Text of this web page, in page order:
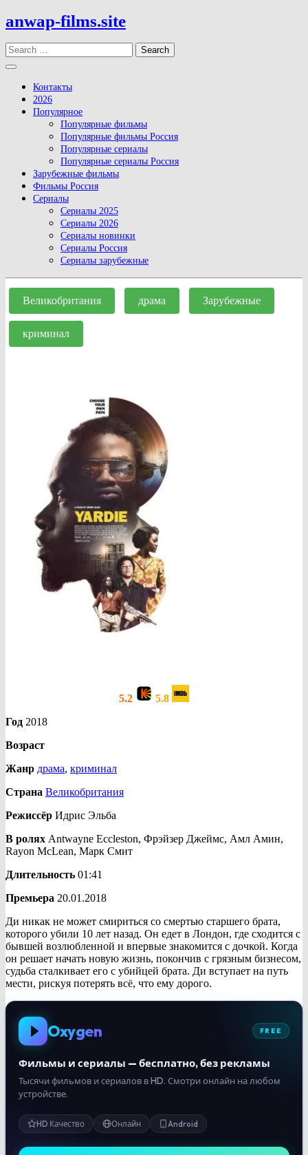
Skip
to
content
anwap-films.site
Search
Open
Button
Контакты
2026
Популярное
Популярные фильмы
Популярные фильмы Россия
Популярные сериалы
Популярные сериалы Россия
Зарубежные фильмы
Фильмы Россия
Сериалы
Сериалы 2025
Сериалы 2026
Сериалы новинки
Сериалы Россия
Сериалы зарубежные
Close
Button
Великобритания драма Зарубежные
криминал
5.2
5.8
Год 2018
Возраст
Жанр драма, криминал
Страна Великобритания
Режиссёр Идрис Эльба
В ролях Antwayne Eccleston, Фрэйзер Джеймс, Амл Амин,
Rayon McLean, Марк Смит
Длительность 01:41
Премьера 20.01.2018
Ди никак не может смириться со смертью старшего брата,
которого убили 10 лет назад. Он едет в Лондон, где сходится с
бывшей возлюбленной и впервые знакомится с дочкой. Когда
он решает начать новую жизнь, покончив с грязным бизнесом,
судьба сталкивает его с убийцей брата. Ди вступает на путь
мести, рискуя потерять всё, что ему дорого.
Oxygen FREE
Фильмы и сериалы — бесплатно, без рекламы
Тысячи фильмов и сериалов в HD. Смотри онлайн на любом
устройстве.
HD Качество Онлайн Android